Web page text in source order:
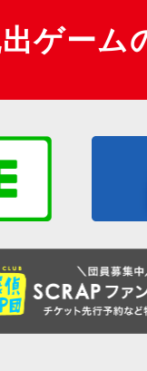
ゲーム